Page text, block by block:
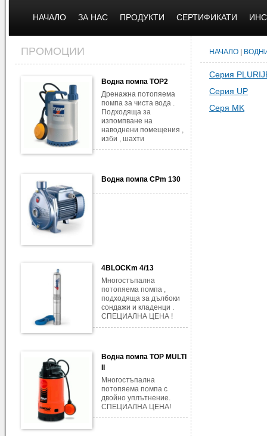
НАЧАЛО ЗА НАС ПРОДУКТИ СЕРТИФИКАТИ
ПРОМОЦИИ
Водна помпа TOP2
Дренажна потопяема
помпа за чиста вода .
Подходяща за
изпомпване на
наводнени помещения ,
изби , шахти
Водна помпа CPm 130
4BLOCKm 4/13
Многостъпална
потопяема помпа ,
подходяща за дълбоки
сондажи и кладенци .
СПЕЦИАЛНА ЦЕНА !
Водна помпа TOP MULTI
II
Многостъпална
потопяема помпа с
двойно уплътнение.
СПЕЦИАЛНА ЦЕНА!
НАЧАЛО
Серия
Серия UP
Серя MK